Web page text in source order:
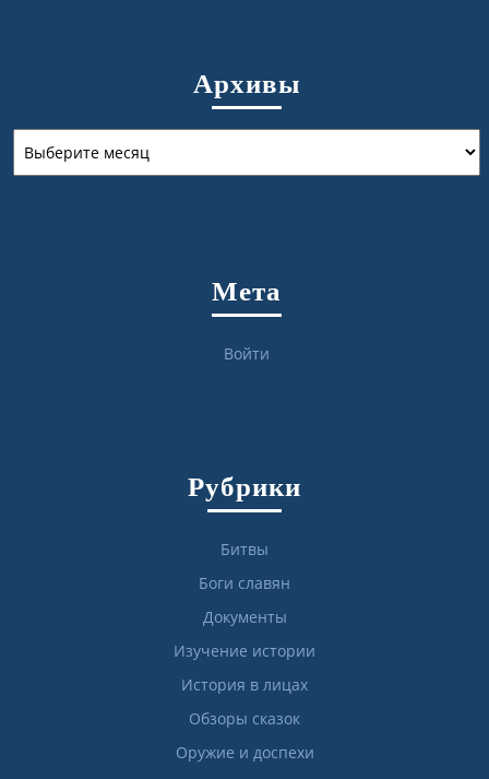
Архивы
Мета
Войти
Рубрики
Битвы
Боги славян
Документы
Изучение истории
История в лицах
Обзоры сказок
Оружие и доспехи